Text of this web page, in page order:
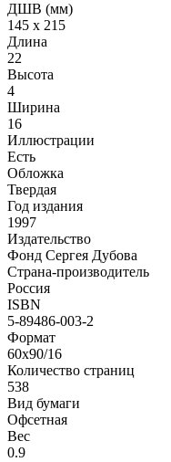
ДШВ (мм)
145 х 215
Длина
22
Высота
4
Ширина
16
Иллюстрации
Есть
Обложка
Твердая
Год издания
1997
Издательство
Фонд Сергея Дубова
Страна-производитель
Россия
ISBN
5-89486-003-2
Формат
60x90/16
Количество страниц
538
Вид бумаги
Офсетная
Вес
0.9